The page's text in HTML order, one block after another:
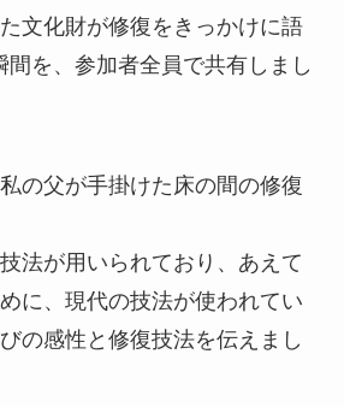
文化財が修復をきっかけに語
を、参加者全員で共有しまし
の父が手掛けた床の間の修復
法が用いられており、あえて
に、現代の技法が使われてい
の感性と修復技法を伝えまし